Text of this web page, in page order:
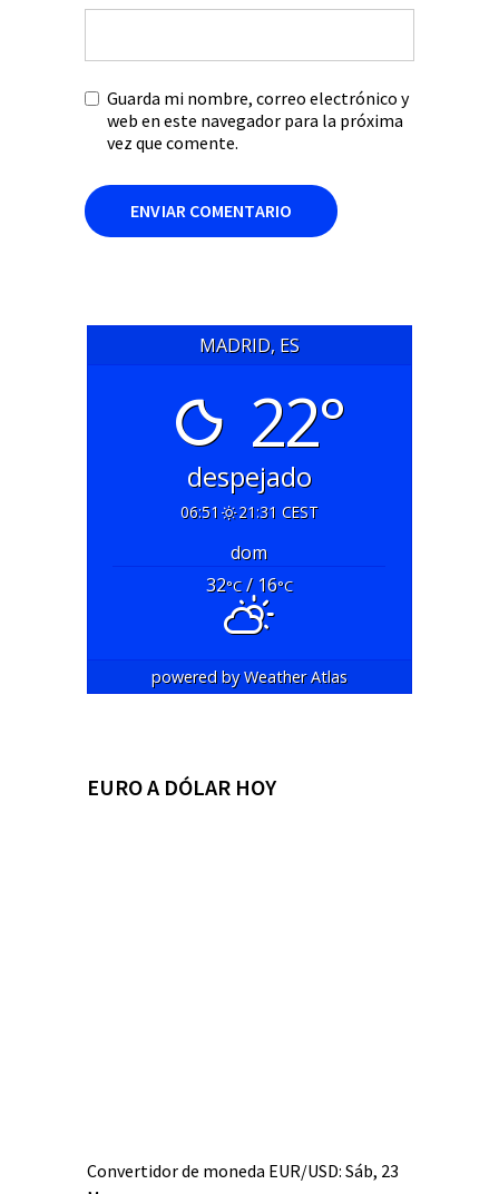
Guarda mi nombre, correo electrónico y
web en este navegador para la próxima
vez que comente.
MADRID, ES
22°
despejado
06:51 21:31 CEST
dom
32°C/ 16°C
powered byWeather Atlas
EURO A DÓLAR HOY
Convertidor de moneda EUR/USD: Sáb, 23